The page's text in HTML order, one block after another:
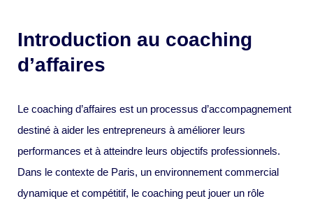
Introduction au coaching
d’affaires
Le coaching d’affaires est un processus d’accompagnement
destiné à aider les entrepreneurs à améliorer leurs
performances et à atteindre leurs objectifs professionnels.
Dans le contexte de Paris, un environnement commercial
dynamique et compétitif, le coaching peut jouer un rôle